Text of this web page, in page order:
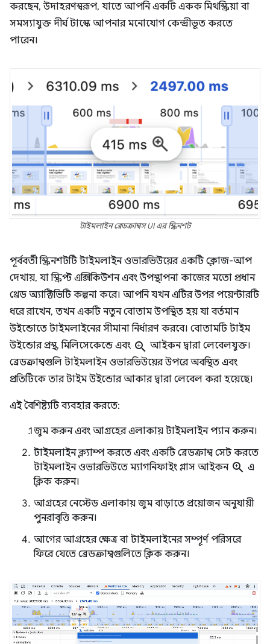
করছেন, উদাহরণস্বরূপ, যাতে আপনি একটি একক মিথস্ক্রিয়া বা
সমস্যাযুক্ত দীর্ঘ টাস্কে আপনার মনোযোগ কেন্দ্রীভূত করতে
পারেন।
টাইমলাইন ব্রেডক্রাম্বস UI এর স্ক্রিনশট
পূর্ববর্তী স্ক্রিনশটটি টাইমলাইন ওভারভিউয়ের একটি ক্লোজ-আপ
দেখায়, যা স্ক্রিপ্ট এক্সিকিউশন এবং উপস্থাপনা কাজের মতো প্রধান
থ্রেড অ্যাক্টিভিটি কল্পনা করে। আপনি যখন এটির উপর পয়েন্টারটি
ধরে রাখেন, তখন একটি নতুন বোতাম উপস্থিত হয় যা বর্তমান
উইন্ডোতে টাইমলাইনের সীমানা নির্ধারণ করবে। বোতামটি টাইম
উইন্ডোর প্রস্থ, মিলিসেকেন্ডে এবং zoom_in আইকন দ্বারা লেবেলযুক্ত।
ব্রেডক্রাম্বগুলি টাইমলাইন ওভারভিউয়ের উপরে অবস্থিত এবং
প্রতিটিকে তার টাইম উইন্ডোর আকার দ্বারা লেবেল করা হয়েছে।
এই বৈশিষ্ট্যটি ব্যবহার করতে:
জুম করুন এবং আগ্রহের এলাকায় টাইমলাইন প্যান করুন।
টাইমলাইন ক্ল্যাম্প করতে এবং একটি ব্রেডক্রাম্ব সেট করতে
টাইমলাইন ওভারভিউতে ম্যাগনিফাইং গ্লাস আইকন zoom_in এ
ক্লিক করুন।
আগ্রহের নেস্টেড এলাকায় জুম বাড়াতে প্রয়োজন অনুযায়ী
পুনরাবৃত্তি করুন।
আগের আগ্রহের ক্ষেত্র বা টাইমলাইনের সম্পূর্ণ পরিসরে
ফিরে যেতে ব্রেডক্রাম্বগুলিতে ক্লিক করুন।